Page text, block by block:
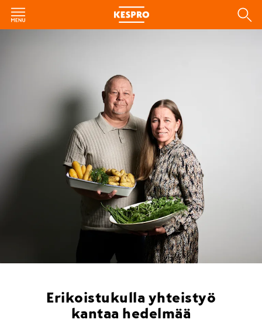
Erikoistukulla yhteistyö
kantaa hedelmää